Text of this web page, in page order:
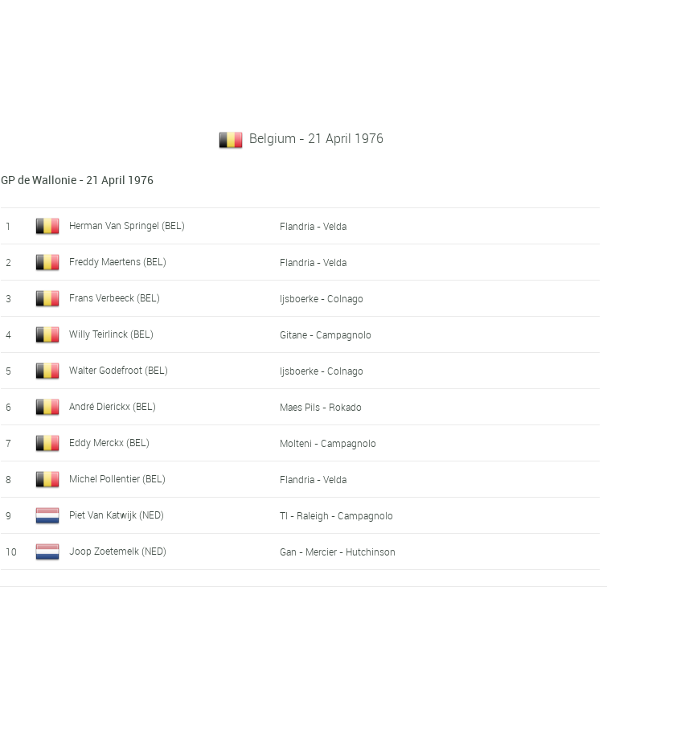
Belgium - 21 April 1976
GP de Wallonie - 21 April 1976
1 Herman Van Springel (BEL) Flandria - Velda
2 Freddy Maertens (BEL) Flandria - Velda
3 Frans Verbeeck (BEL) Ijsboerke - Colnago
4 Willy Teirlinck (BEL) Gitane - Campagnolo
5 Walter Godefroot (BEL) Ijsboerke - Colnago
6 André Dierickx (BEL) Maes Pils - Rokado
7 Eddy Merckx (BEL) Molteni - Campagnolo
8 Michel Pollentier (BEL) Flandria - Velda
9 Piet Van Katwijk (NED) TI - Raleigh - Campagnolo
10 Joop Zoetemelk (NED) Gan - Mercier - Hutchinson